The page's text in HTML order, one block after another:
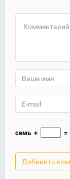
семь + =